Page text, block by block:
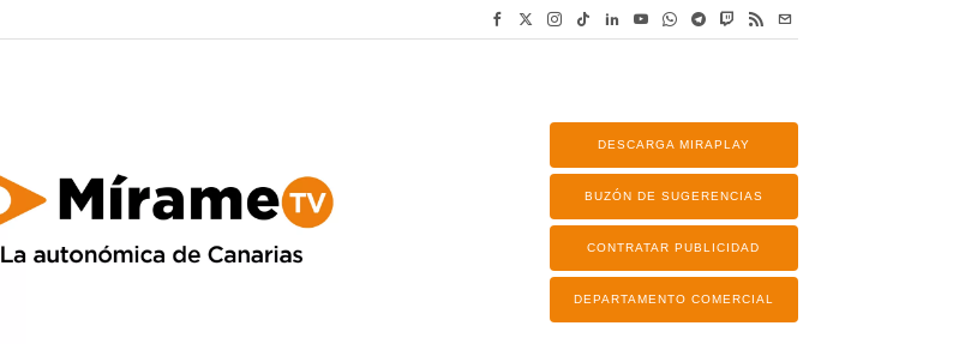
DESCARGA MIRAPLAY
BUZÓN DE SUGERENCIAS
CONTRATAR PUBLICIDAD
DEPARTAMENTO COMERCIAL